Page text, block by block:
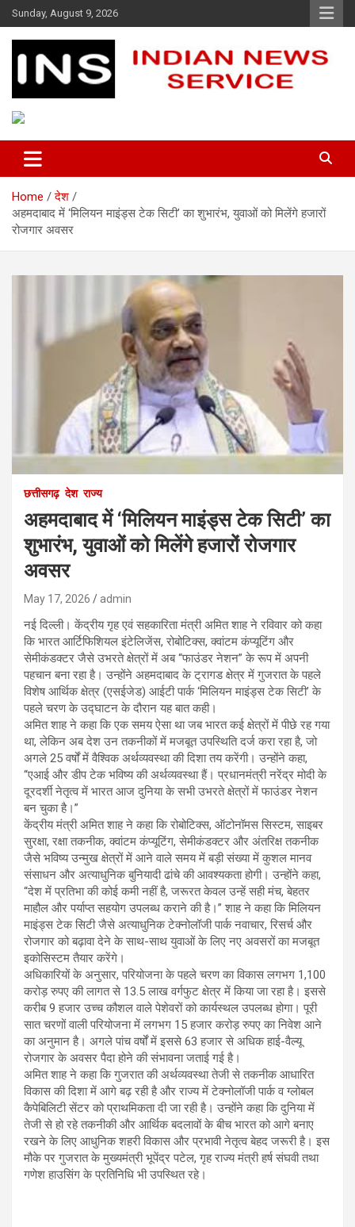
Skip
to
content
Sunday, August 9, 2026
Indian News Service
Home
देश
अहमदाबाद में ‘मिलियन माइंड्स टेक सिटी’ का शुभारंभ, युवाओं को मिलेंगे हजारों
रोजगार अवसर
छत्तीसगढ़ देश राज्य
अहमदाबाद में ‘मिलियन माइंड्स टेक सिटी’ का
शुभारंभ, युवाओं को मिलेंगे हजारों रोजगार
अवसर
May 17, 2026 admin
नई दिल्ली। केंद्रीय गृह एवं सहकारिता मंत्री अमित शाह ने रविवार को कहा
कि भारत आर्टिफिशियल इंटेलिजेंस, रोबोटिक्स, क्वांटम कंप्यूटिंग और
सेमीकंडक्टर जैसे उभरते क्षेत्रों में अब “फाउंडर नेशन” के रूप में अपनी
पहचान बना रहा है। उन्होंने अहमदाबाद के ट्रागड क्षेत्र में गुजरात के पहले
विशेष आर्थिक क्षेत्र (एसईजेड) आईटी पार्क ‘मिलियन माइंड्स टेक सिटी’ के
पहले चरण के उद्घाटन के दौरान यह बात कही।
अमित शाह ने कहा कि एक समय ऐसा था जब भारत कई क्षेत्रों में पीछे रह गया
था, लेकिन अब देश उन तकनीकों में मजबूत उपस्थिति दर्ज करा रहा है, जो
अगले 25 वर्षों में वैश्विक अर्थव्यवस्था की दिशा तय करेंगी। उन्होंने कहा,
“एआई और डीप टेक भविष्य की अर्थव्यवस्था हैं। प्रधानमंत्री नरेंद्र मोदी के
दूरदर्शी नेतृत्व में भारत आज दुनिया के सभी उभरते क्षेत्रों में फाउंडर नेशन
बन चुका है।”
केंद्रीय मंत्री अमित शाह ने कहा कि रोबोटिक्स, ऑटोनॉमस सिस्टम, साइबर
सुरक्षा, रक्षा तकनीक, क्वांटम कंप्यूटिंग, सेमीकंडक्टर और अंतरिक्ष तकनीक
जैसे भविष्य उन्मुख क्षेत्रों में आने वाले समय में बड़ी संख्या में कुशल मानव
संसाधन और अत्याधुनिक बुनियादी ढांचे की आवश्यकता होगी। उन्होंने कहा,
“देश में प्रतिभा की कोई कमी नहीं है, जरूरत केवल उन्हें सही मंच, बेहतर
माहौल और पर्याप्त सहयोग उपलब्ध कराने की है।” शाह ने कहा कि मिलियन
माइंड्स टेक सिटी जैसे अत्याधुनिक टेक्नोलॉजी पार्क नवाचार, रिसर्च और
रोजगार को बढ़ावा देने के साथ-साथ युवाओं के लिए नए अवसरों का मजबूत
इकोसिस्टम तैयार करेंगे।
अधिकारियों के अनुसार, परियोजना के पहले चरण का विकास लगभग 1,100
करोड़ रुपए की लागत से 13.5 लाख वर्गफुट क्षेत्र में किया जा रहा है। इससे
करीब 9 हजार उच्च कौशल वाले पेशेवरों को कार्यस्थल उपलब्ध होगा। पूरी
सात चरणों वाली परियोजना में लगभग 15 हजार करोड़ रुपए का निवेश आने
का अनुमान है। अगले पांच वर्षों में इससे 63 हजार से अधिक हाई-वैल्यू
रोजगार के अवसर पैदा होने की संभावना जताई गई है।
अमित शाह ने कहा कि गुजरात की अर्थव्यवस्था तेजी से तकनीक आधारित
विकास की दिशा में आगे बढ़ रही है और राज्य में टेक्नोलॉजी पार्क व ग्लोबल
कैपेबिलिटी सेंटर को प्राथमिकता दी जा रही है। उन्होंने कहा कि दुनिया में
तेजी से हो रहे तकनीकी और आर्थिक बदलावों के बीच भारत को आगे बनाए
रखने के लिए आधुनिक शहरी विकास और प्रभावी नेतृत्व बेहद जरूरी है। इस
मौके पर गुजरात के मुख्यमंत्री भूपेंद्र पटेल, गृह राज्य मंत्री हर्ष संघवी तथा
गणेश हाउसिंग के प्रतिनिधि भी उपस्थित रहे।